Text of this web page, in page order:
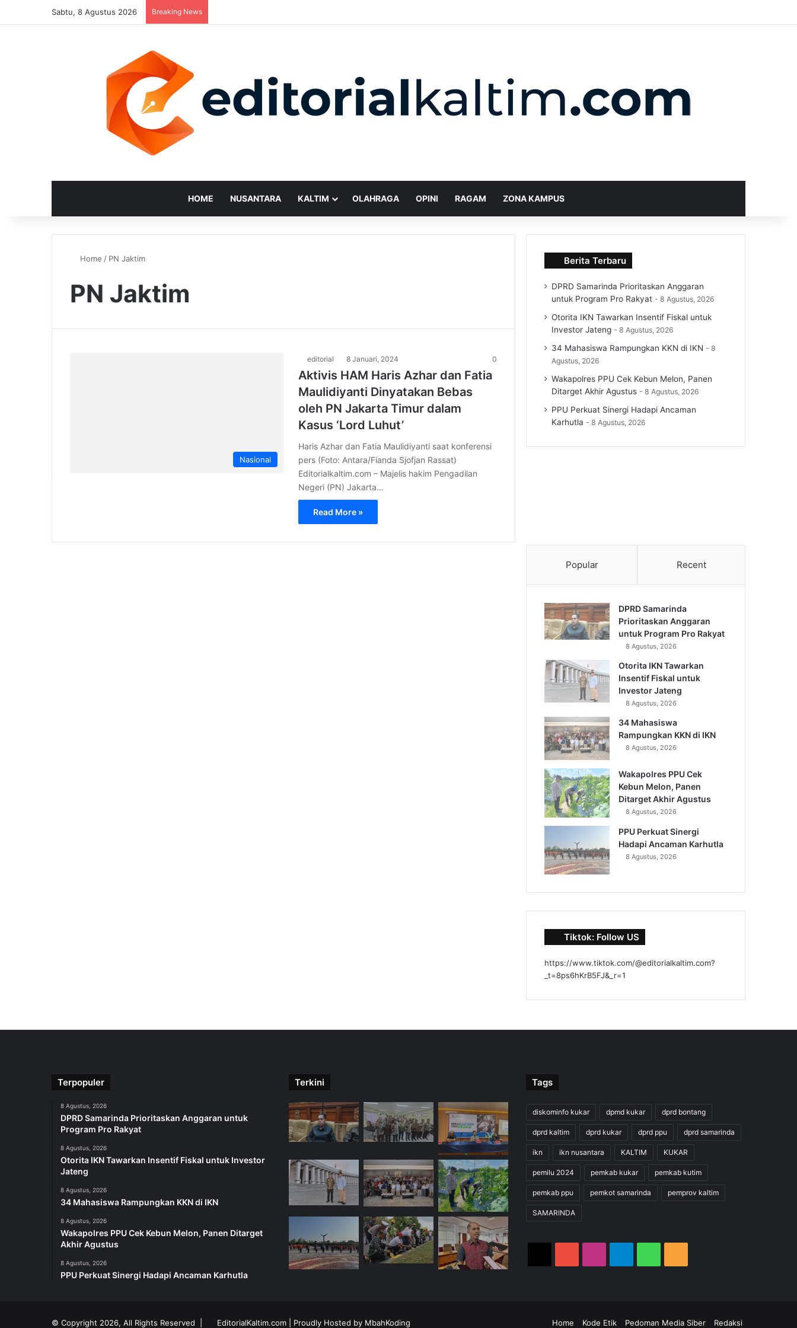
Sabtu, 8 Agustus 2026 Breaking News
HOME NUSANTARA KALTIM OLAHRAGA OPINI RAGAM ZONA KAMPUS
Home / PN Jaktim
PN Jaktim
Nasional
editorial 8 Januari, 2024 0
Aktivis HAM Haris Azhar dan Fatia
Maulidiyanti Dinyatakan Bebas
oleh PN Jakarta Timur dalam
Kasus ‘Lord Luhut’
Haris Azhar dan Fatia Maulidiyanti saat konferensi
pers (Foto: Antara/Fianda Sjofjan Rassat)
Editorialkaltim.com – Majelis hakim Pengadilan
Negeri (PN) Jakarta…
Read More »
Berita Terbaru
DPRD Samarinda Prioritaskan Anggaran
untuk Program Pro Rakyat
8 Agustus, 2026
Otorita IKN Tawarkan Insentif Fiskal untuk
Investor Jateng
8 Agustus, 2026
34 Mahasiswa Rampungkan KKN di IKN
8
Agustus, 2026
Wakapolres PPU Cek Kebun Melon, Panen
Ditarget Akhir Agustus
8 Agustus, 2026
PPU Perkuat Sinergi Hadapi Ancaman
Karhutla
8 Agustus, 2026
Popular Recent
DPRD Samarinda
Prioritaskan Anggaran
untuk Program Pro Rakyat
8 Agustus, 2026
Otorita IKN Tawarkan
Insentif Fiskal untuk
Investor Jateng
8 Agustus, 2026
34 Mahasiswa
Rampungkan KKN di IKN
8 Agustus, 2026
Wakapolres PPU Cek
Kebun Melon, Panen
Ditarget Akhir Agustus
8 Agustus, 2026
PPU Perkuat Sinergi
Hadapi Ancaman Karhutla
8 Agustus, 2026
Tiktok: Follow US
https://www.tiktok.com/@editorialkaltim.com?
_t=8ps6hKrB5FJ&_r=1
Terpopuler
8 Agustus, 2026
DPRD Samarinda Prioritaskan Anggaran untuk
Program Pro Rakyat
8 Agustus, 2026
Otorita IKN Tawarkan Insentif Fiskal untuk Investor
Jateng
8 Agustus, 2026
34 Mahasiswa Rampungkan KKN di IKN
8 Agustus, 2026
Wakapolres PPU Cek Kebun Melon, Panen Ditarget
Akhir Agustus
8 Agustus, 2026
PPU Perkuat Sinergi Hadapi Ancaman Karhutla
Terkini Tags
diskominfo kukar dpmd kukar dprd bontang
dprd kaltim dprd kukar dprd ppu dprd samarinda
ikn ikn nusantara KALTIM KUKAR
pemilu 2024 pemkab kukar pemkab kutim
pemkab ppu pemkot samarinda pemprov kaltim
SAMARINDA
© Copyright 2026, All Rights Reserved | EditorialKaltim.com | Proudly Hosted by MbahKoding Home Kode Etik Pedoman Media Siber Redaksi
WhatsApp
RSS